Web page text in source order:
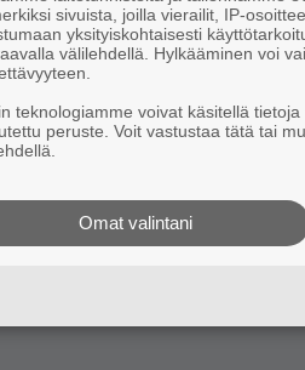
sivuista, joilla vierailit, IP-
yksityiskohtaisesti
välilehdellä. Hylkääminen voi
teknologiamme voivat käsitellä
peruste. Voit vastustaa tätä tai
Omat valintani